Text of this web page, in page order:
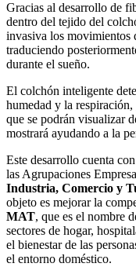
Gracias al desarrollo de
dentro del tejido del
invasiva los movimientos
traduciendo
durante el sueño.
El colchón inteligente
humedad y la
que se podrán visualizar
mostrará ayudando a la
Este desarrollo cuenta
las Agrupaciones
Industria, Comercio y
objeto es mejorar la
MAT, que es el nombre
sectores de hogar,
el bienestar de las
el entorno doméstico.